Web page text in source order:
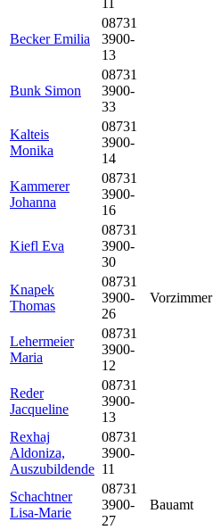
Becker Emilia
08731
3900-
13
Bunk Simon
08731
3900-
33
Kalteis
Monika
08731
3900-
14
Kammerer
Johanna
08731
3900-
16
Kiefl Eva
08731
3900-
30
Knapek
Thomas
08731
3900-
26
Vorzimmer
Lehermeier
Maria
08731
3900-
12
Reder
Jacqueline
08731
3900-
13
Rexhaj
Aldoniza,
Auszubildende
08731
3900-
11
Schachtner
Lisa-Marie
08731
3900-
27
Bauamt